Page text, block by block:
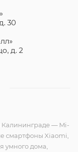
30
д. 2
— Mi-
смартфоны Xiaomi,
умного дома,